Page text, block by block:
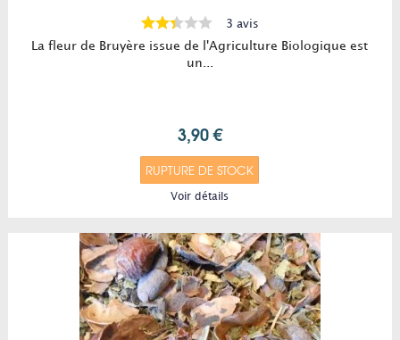
3 avis
La fleur de Bruyère issue de l'Agriculture Biologique est
un...
3,90 €
RUPTURE DE STOCK
Voir détails